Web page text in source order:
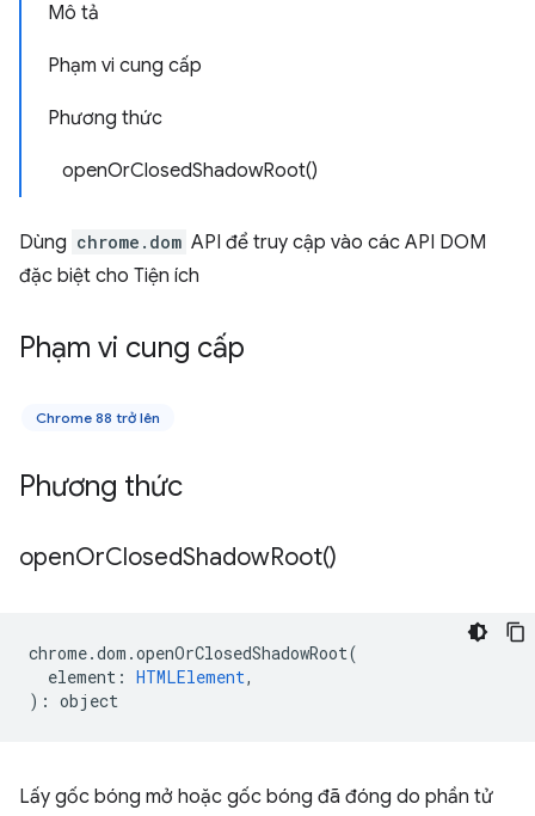
Mô tả
Phạm vi cung cấp
Phương thức
openOrClosedShadowRoot()
Dùng chrome.dom API để truy cập vào các API DOM
đặc biệt cho Tiện ích
Phạm vi cung cấp
Chrome 88 trở lên
Phương thức
openOrClosedShadowRoot()
chrome.dom .openOrClosedShadowRoot(
element : HTMLElement,
) : object
Lấy gốc bóng mở hoặc gốc bóng đã đóng do phần tử